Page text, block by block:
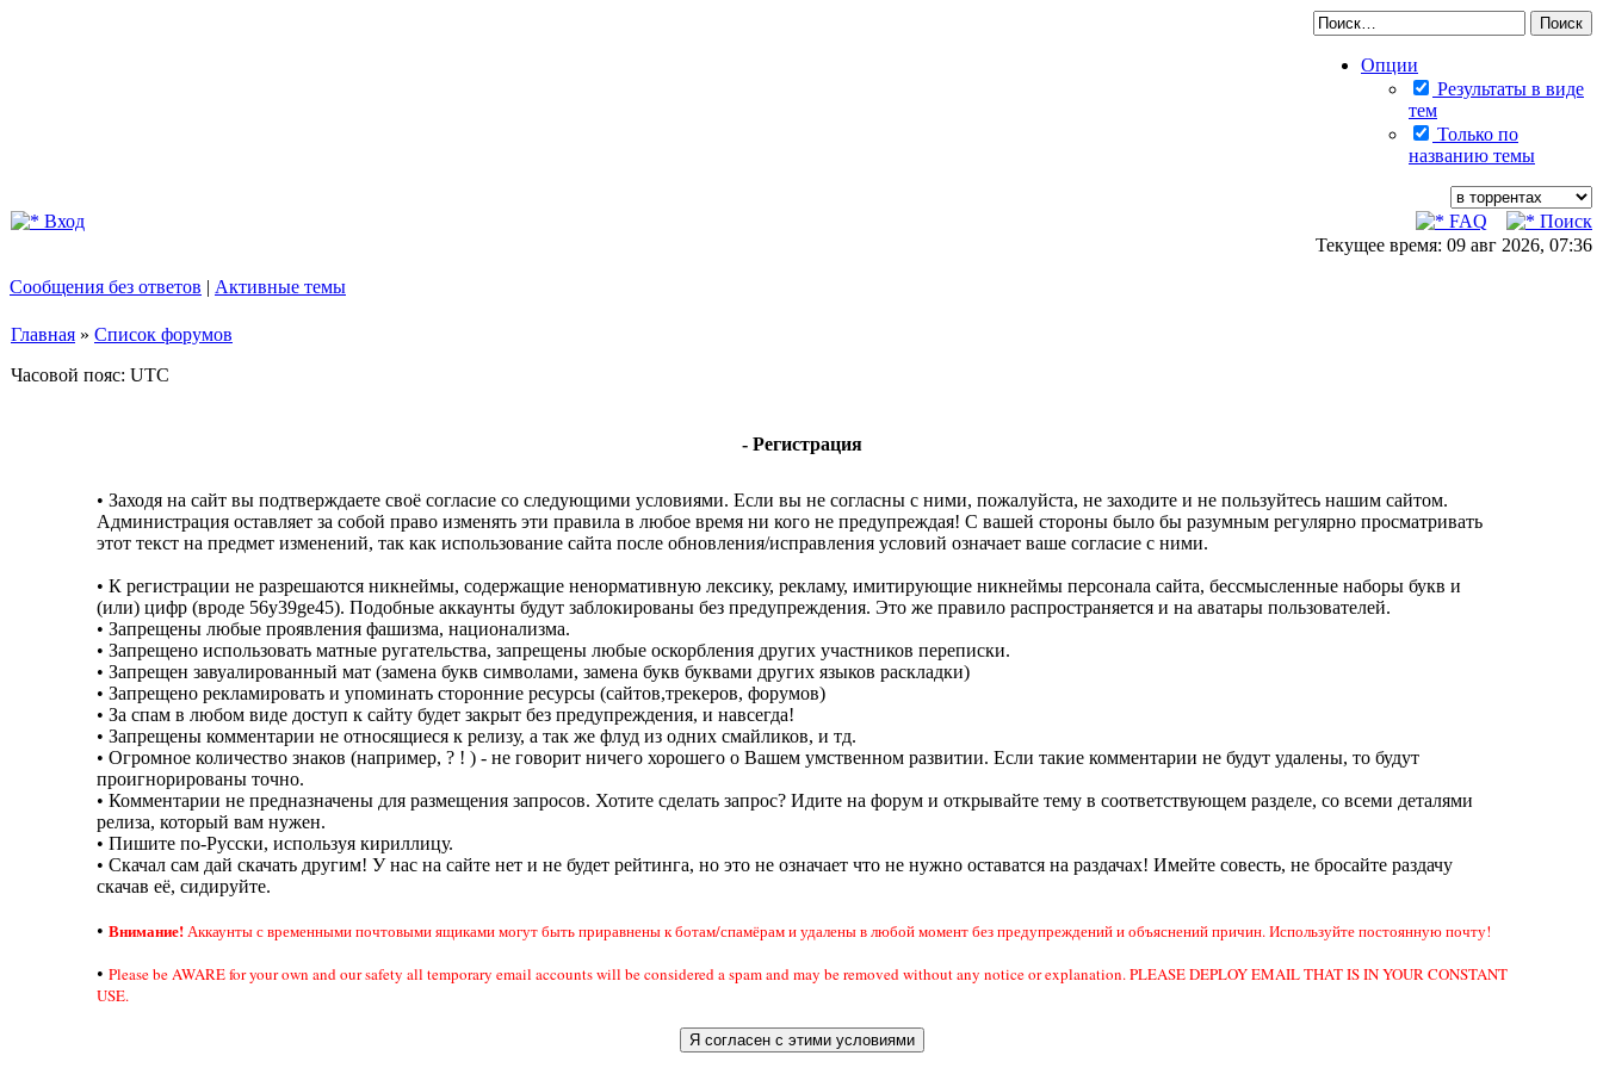
Опции
Результаты в виде
тем
Только по
названию темы
Вход FAQ
Поиск
Текущее время: 09 авг 2026, 07:36
Сообщения без ответов | Активные темы
Главная » Список форумов
Часовой пояс: UTC
- Регистрация
• Заходя на сайт вы подтверждаете своё согласие со следующими условиями. Если вы не согласны с ними, пожалуйста, не заходите и не пользуйтесь нашим сайтом.
Администрация оставляет за собой право изменять эти правила в любое время ни кого не предупреждая! С вашей стороны было бы разумным регулярно просматривать
этот текст на предмет изменений, так как использование сайта после обновления/исправления условий означает ваше согласие с ними.
• К регистрации не разрешаются никнеймы, содержащие ненормативную лексику, рекламу, имитирующие никнеймы персонала сайта, бессмысленные наборы букв и
(или) цифр (вроде 56y39ge45). Подобные аккаунты будут заблокированы без предупреждения. Это же правило распространяется и на аватары пользователей.
• Запрещены любые проявления фашизма, национализма.
• Запрещено использовать матные ругательства, запрещены любые оскорбления других участников переписки.
• Запрещен завуалированный мат (замена букв символами, замена букв буквами других языков раскладки)
• Запрещено рекламировать и упоминать сторонние ресурсы (сайтов,трекеров, форумов)
• За спам в любом виде доступ к сайту будет закрыт без предупреждения, и навсегда!
• Запрещены комментарии не относящиеся к релизу, а так же флуд из одних смайликов, и тд.
• Огромное количество знаков (например, ? ! ) - не говорит ничего хорошего о Вашем умственном развитии. Если такие комментарии не будут удалены, то будут
проигнорированы точно.
• Комментарии не предназначены для размещения запросов. Хотите сделать запрос? Идите на форум и открывайте тему в соответствующем разделе, со всеми деталями
релиза, который вам нужен.
• Пишите по-Русски, используя кириллицу.
• Скачал сам дай скачать другим! У нас на сайте нет и не будет рейтинга, но это не означает что не нужно оставатся на раздачах! Имейте совесть, не бросайте раздачу
скачав её, сидируйте.
• Внимание!Аккаунты с временными почтовыми ящиками могут быть приравнены к ботам/спамёрам и удалены в любой момент без предупреждений и объяснений причин. Используйте постоянную почту!
• Please be AWARE for your own and our safety all temporary email accounts will be considered a spam and may be removed without any notice or explanation. PLEASE DEPLOY EMAIL THAT IS IN YOUR CONSTANT
USE.